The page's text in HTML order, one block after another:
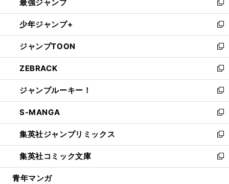
ド
ウ
で
開
く
ィ
ン
ド
ウ
で
開
く
い
ウ
ィ
ン
ド
ウ
で
開
く
最強ジャンプ
新
し
い
ウ
ィ
ン
ド
ウ
で
開
く
少年ジャンプ+
新
し
い
ウ
ィ
ン
ド
ウ
で
開
く
ジャンプTOON
新
し
い
ウ
ィ
ン
ド
ウ
で
開
く
ZEBRACK
新
し
い
ウ
ィ
ン
ド
ウ
で
開
ジャンプルーキー！
新
し
い
ウ
ィ
ン
ド
ウ
S-MANGA
新
し
い
ウ
ィ
ン
集英社ジャンプリミックス
新
し
い
ウ
集英社コミック文庫
新
し
青年マンガ